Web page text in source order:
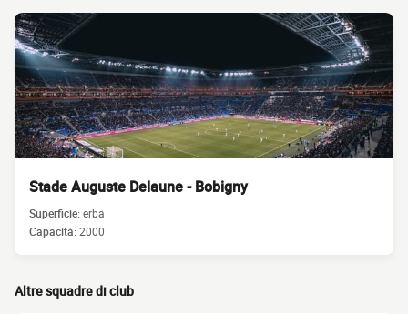
Stade Auguste Delaune - Bobigny
Superficie:erba
Capacità:2000
Altre squadre di club